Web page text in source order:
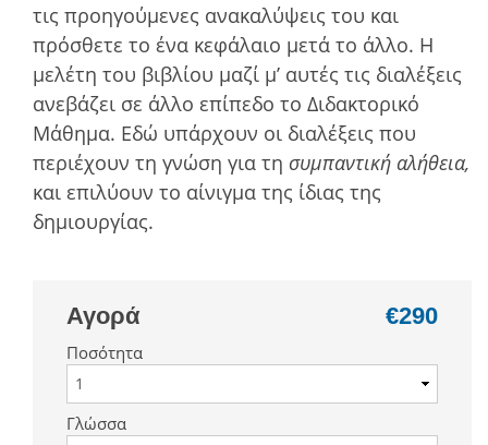
τις προηγούμενες ανακαλύψεις του και
πρόσθετε το ένα κεφάλαιο μετά το άλλο. Η
μελέτη του βιβλίου μαζί μ’ αυτές τις διαλέξεις
ανεβάζει σε άλλο επίπεδο το Διδακτορικό
Μάθημα. Εδώ υπάρχουν οι διαλέξεις που
περιέχουν τη γνώση για τη συµπαντική αλήθεια,
και επιλύουν το αίνιγµα της ίδιας της
δηµιουργίας.
Αγορά €290
Ποσότητα
Γλώσσα